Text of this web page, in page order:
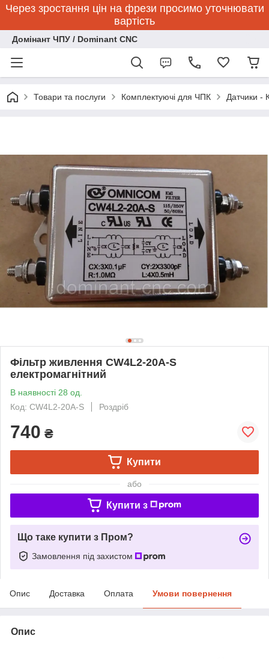
Через зростання цін на фрези просимо уточнювати
вартість
Домінант ЧПУ / Dominant CNC
Товари та послуги Комплектуючі для ЧПК Датчики -
Фільтр живлення CW4L2-20A-S
електромагнітний
В наявності 28 од.
Код: CW4L2-20A-S
Роздріб
740 ₴
Купити
або
Купити з
Що таке купити з Пром?
Замовлення під захистом
Опис Доставка Оплата Умови повернення
Опис